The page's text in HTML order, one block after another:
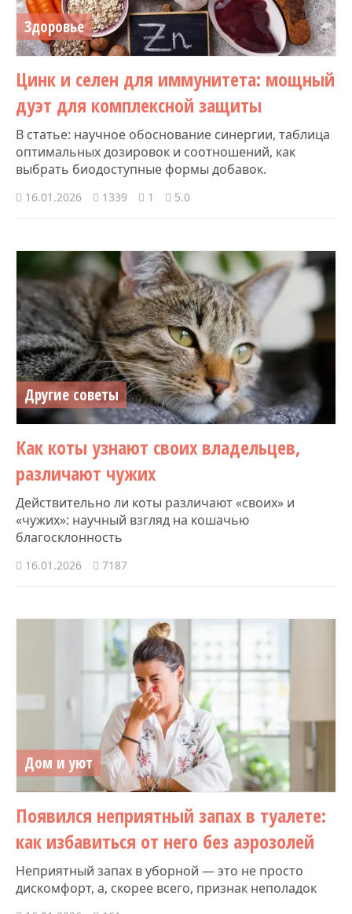
Здоровье
Цинк и селен для иммунитета: мощный
дуэт для комплексной защиты
В статье: научное обоснование синергии, таблица
оптимальных дозировок и соотношений, как
выбрать биодоступные формы добавок.
16.01.2026 1339 1 5.0
Другие советы
Как коты узнают своих владельцев,
различают чужих
Действительно ли коты различают «своих» и
«чужих»: научный взгляд на кошачью
благосклонность
16.01.2026 7187
Дом и уют
Появился неприятный запах в туалете:
как избавиться от него без аэрозолей
Неприятный запах в уборной — это не просто
дискомфорт, а, скорее всего, признак неполадок